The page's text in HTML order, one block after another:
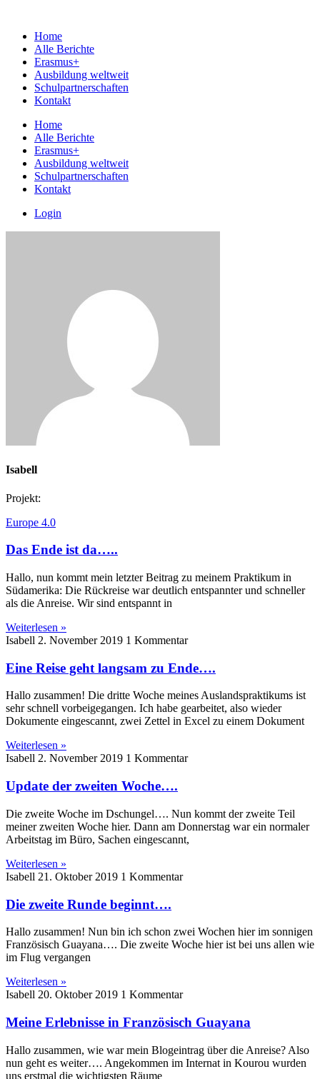
Home
Alle Berichte
Erasmus+
Ausbildung weltweit
Schulpartnerschaften
Kontakt
Home
Alle Berichte
Erasmus+
Ausbildung weltweit
Schulpartnerschaften
Kontakt
Login
Isabell
Projekt:
Europe 4.0
Das Ende ist da…..
Hallo, nun kommt mein letzter Beitrag zu meinem Praktikum in
Südamerika: Die Rückreise war deutlich entspannter und schneller
als die Anreise. Wir sind entspannt in
Weiterlesen »
Isabell 2. November 2019 1 Kommentar
Eine Reise geht langsam zu Ende….
Hallo zusammen! Die dritte Woche meines Auslandspraktikums ist
sehr schnell vorbeigegangen. Ich habe gearbeitet, also wieder
Dokumente eingescannt, zwei Zettel in Excel zu einem Dokument
Weiterlesen »
Isabell 2. November 2019 1 Kommentar
Update der zweiten Woche….
Die zweite Woche im Dschungel…. Nun kommt der zweite Teil
meiner zweiten Woche hier. Dann am Donnerstag war ein normaler
Arbeitstag im Büro, Sachen eingescannt,
Weiterlesen »
Isabell 21. Oktober 2019 1 Kommentar
Die zweite Runde beginnt….
Hallo zusammen! Nun bin ich schon zwei Wochen hier im sonnigen
Französisch Guayana…. Die zweite Woche hier ist bei uns allen wie
im Flug vergangen
Weiterlesen »
Isabell 20. Oktober 2019 1 Kommentar
Meine Erlebnisse in Französisch Guayana
Hallo zusammen, wie war mein Blogeintrag über die Anreise? Also
nun geht es weiter…. Angekommen im Internat in Kourou wurden
uns erstmal die wichtigsten Räume